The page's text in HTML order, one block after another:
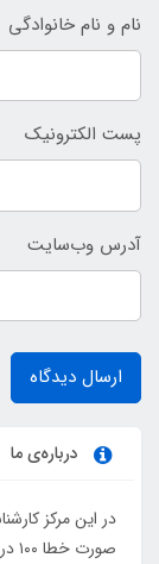
نام و نام خانوادگی
پست الکترونیک
آدرس وب‌سایت
ارسال دیدگاه
درباره‌ی ما
در این مرکز
صورت خطا ۱۰۰ درصد خسارت به مشتری پرداخت می شود...